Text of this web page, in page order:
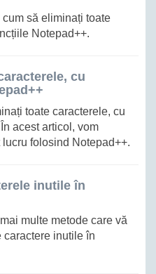
cum să eliminați toate
Notepad++.
cu
toate caracterele, cu
acest articol, vom
folosind Notepad++.
inutile în
multe metode care vă
caractere inutile în